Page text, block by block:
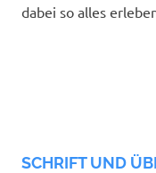
dabei so alles
SCHRIFT UND